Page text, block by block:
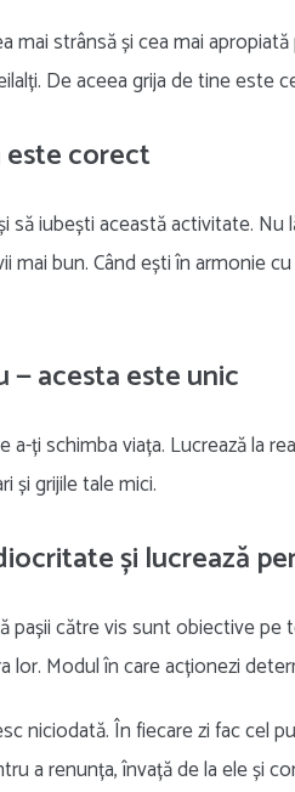
mai strânsă și cea mai
De aceea grija de tine este
este corect
să iubești această activitate. Nu
mai bun. Când ești în armonie
— acesta este unic
a-ți schimba viața. Lucrează la
și grijile tale mici.
și lucrează
pașii către vis sunt obiective
lor. Modul în care acționezi
niciodată. În fiecare zi fac cel
a renunța, învață de la ele și